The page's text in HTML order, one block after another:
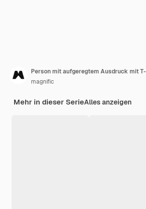
Person mit aufgeregtem Ausdruck mit
magnific
Mehr in dieser SerieAlles anzeigen